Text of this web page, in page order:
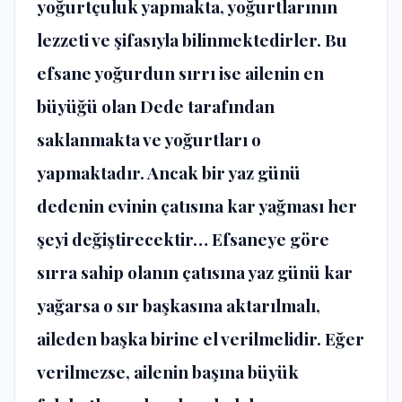
yoğurtçuluk yapmakta, yoğurtlarının
lezzeti ve şifasıyla bilinmektedirler. Bu
efsane yoğurdun sırrı ise ailenin en
büyüğü olan Dede tarafından
saklanmakta ve yoğurtları o
yapmaktadır. Ancak bir yaz günü
dedenin evinin çatısına kar yağması her
şeyi değiştirecektir… Efsaneye göre
sırra sahip olanın çatısına yaz günü kar
yağarsa o sır başkasına aktarılmalı,
aileden başka birine el verilmelidir. Eğer
verilmezse, ailenin başına büyük